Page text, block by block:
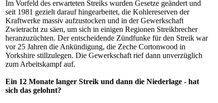
Im Vorfeld des erwarteten Streiks wurden Gesetze geändert und
seit 1981 gezielt darauf hingearbeitet, die Kohlereserven der
Kraftwerke massiv aufzustocken und in der Gewerkschaft
Zwietracht zu säen, um sich in einigen Regionen Streikbrecher
heranzuzüchten. Der entscheidende Zündfunke für den Streik war
vor 25 Jahren die Ankündigung, die Zeche Cortonwood in
Yorkshire stillzulegen. Die Gewerkschaft rief dann unverzüglich
zum Arbeitskampf auf.
Ein 12 Monate langer Streik und dann die Niederlage - hat
sich das gelohnt?